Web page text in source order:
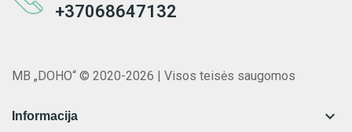
+37068647132
MB „DOHO“ © 2020-2026 | Visos teisės saugomos
Informacija 